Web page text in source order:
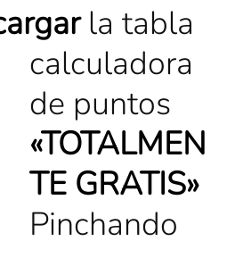
la tabla
calculadora
de puntos
«TOTALMEN
TE GRATIS»
Pinchando